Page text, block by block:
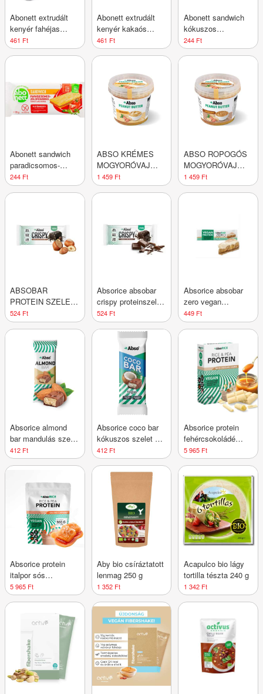
Abonett extrudált
kenyér fahéjas
gluténmentes 100 g
461 Ft
Abonett extrudált
kenyér kakaós
gluténmentes 100 g
461 Ft
Abonett sandwich
kókuszos
gluténmentes 26 g
244 Ft
Abonett sandwich
paradicsomos-
zöldfűszeres
gluténmentes 26 g
244 Ft
ABSO KRÉMES
MOGYORÓVAJ
350G
1 459 Ft
ABSO ROPOGÓS
MOGYORÓVAJ
350G
1 459 Ft
ABSOBAR
PROTEIN SZELET
CRISPY CSOKI-
MOGY
524 Ft
Absorice absobar
crispy proteinszelet
dupla csokoládés
ízesítésű 50 g
524 Ft
Absorice absobar
zero vegan
proteinszelet
banoffee pie 40 g
449 Ft
Absorice almond
bar mandulás szelet
35 g
412 Ft
Absorice coco bar
kókuszos szelet 35
g
412 Ft
Absorice protein
fehércsokoládé
karamell 500 g
5 965 Ft
Absorice protein
italpor sós
karamellás 500 g
5 965 Ft
Aby bio csíráztatott
lenmag 250 g
1 352 Ft
Acapulco bio lágy
tortilla tészta 240 g
1 342 Ft